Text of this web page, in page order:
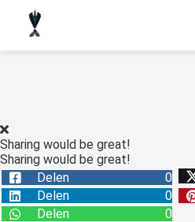
Sharing would be great!
Sharing would be great!
Delen
0
Delen
0
Delen
0